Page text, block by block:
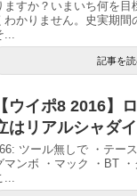
ますか？いまいち何を目
わかりません。史実期間
...
記事を
【ウイポ8 2016】
はリアルシャダ
ツール無しで ・テー
マンボ ・マック ・BT
...